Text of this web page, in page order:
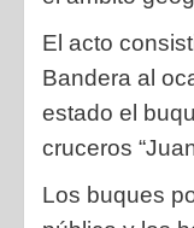
El acto
Bandera al
estado el
cruceros
Los buques